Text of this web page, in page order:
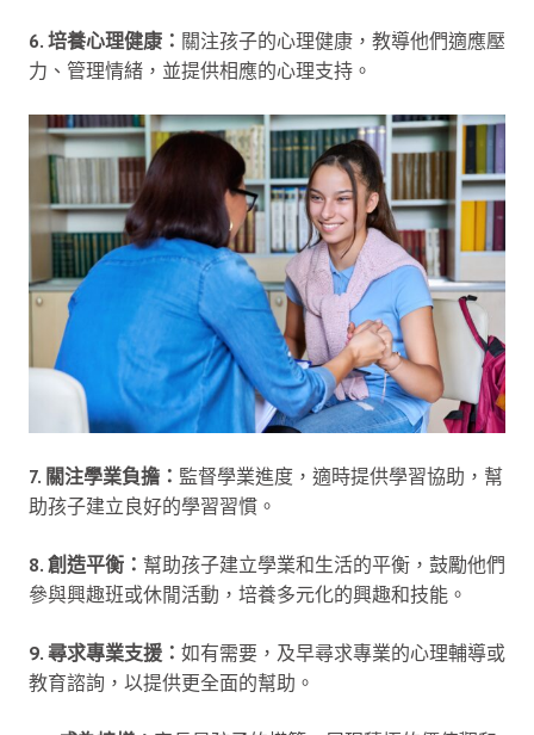
6. 培養心理健康： 關注孩子的心理健康，教導他們適應壓
力、管理情緒，並提供相應的心理支持。
7. 關注學業負擔： 監督學業進度，適時提供學習協助，幫
助孩子建立良好的學習習慣。
8. 創造平衡： 幫助孩子建立學業和生活的平衡，鼓勵他們
參與興趣班或休閒活動，培養多元化的興趣和技能。
9. 尋求專業支援： 如有需要，及早尋求專業的心理輔導或
教育諮詢，以提供更全面的幫助。